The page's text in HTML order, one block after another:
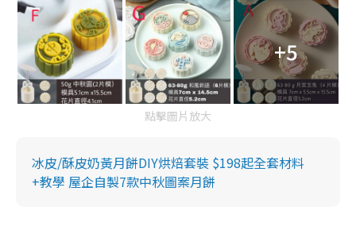
+5
點擊圖片放大
冰皮/酥皮奶黃月餅DIY烘焙套裝 $198起全套材料
+教學 屋企自製7款中秋圖案月餅